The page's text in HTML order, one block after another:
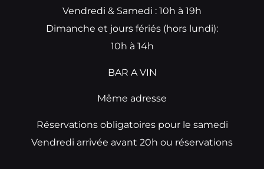
Vendredi & Samedi : 10h à 19h
Dimanche et jours fériés (hors lundi):
10h à 14h
BAR A VIN
Même adresse
Réservations obligatoires pour le samedi
Vendredi arrivée avant 20h ou réservations